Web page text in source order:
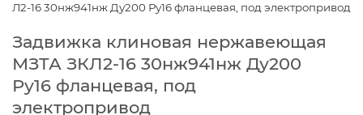
16 30нж941нж Ду200 Ру16 фланцевая, под электропривод
Задвижка клиновая нержавеющая
МЗТА ЗКЛ2-16 30нж941нж Ду200
Ру16 фланцевая, под
электропривод